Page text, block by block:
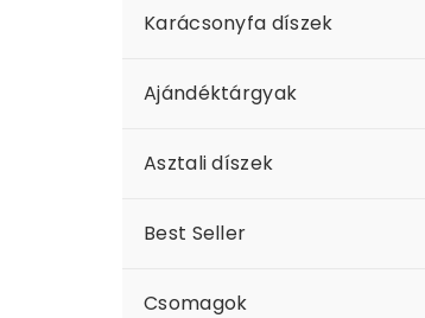
Karácsonyfa díszek
Ajándéktárgyak
Asztali díszek
Best Seller
Csomagok